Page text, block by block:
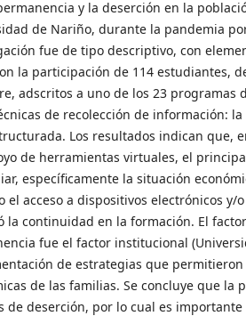
y la deserción en la
de Nariño, durante la pandemia
fue de tipo descriptivo, con
la participación de 114 estudiantes,
adscritos a uno de los 23 programas
de recolección de información:
Los resultados indican que,
de herramientas virtuales, el
específicamente la situación
el acceso a dispositivos electrónicos y/
la continuidad en la formación. El
fue el factor institucional
de estrategias que
de las familias. Se concluye que la
de deserción, por lo cual es